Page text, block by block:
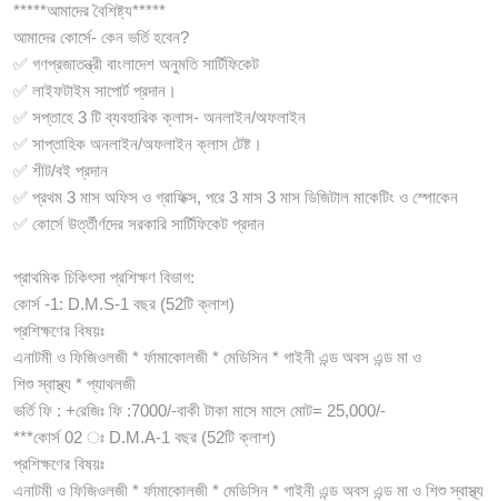
*****আমাদের বৈশিষ্ট্য*****
আমাদের কোর্সে- কেন ভর্তি হবেন?
✅ গণপ্রজাতন্ত্রী বাংলাদেশ অনুমতি সার্টিফিকেট
✅ লাইফটাইম সাপোর্ট প্রদান।
✅ সপ্তাহে 3 টি ব্যবহারিক ক্লাস- অনলাইন/অফলাইন
✅ সাপ্তাহিক অনলাইন/অফলাইন ক্লাস টেষ্ট।
✅ শীট/বই প্রদান
✅ প্রথম 3 মাস অফিস ও গ্রাফিক্স, পরে 3 মাস 3 মাস ডিজিটাল মাকেটিং ও স্পোকেন
✅ কোর্সে উর্ত্তীর্ণদের সরকারি সার্টিফিকেট প্রদান
প্রাথমিক চিকিৎসা প্রশিক্ষণ বিভাগ:
কোর্স -1: D.M.S-1 বছর (52টি ক্লাশ)
প্রশিক্ষণের বিষয়ঃ
এনাটমী ও ফিজিওলজী * র্ফামাকোলজী * মেডিসিন * গাইনী এন্ড অবস এন্ড মা ও
শিশু স্বাস্থ্য * প্যাথলজী
ভর্তি ফি : +রেজিঃ ফি :7000/-বাকী টাকা মাসে মাসে মোট= 25,000/-
***কোর্স 02 ঃ D.M.A-1 বছর (52টি ক্লাশ)
প্রশিক্ষণের বিষয়ঃ
এনাটমী ও ফিজিওলজী * র্ফামাকোলজী * মেডিসিন * গাইনী এন্ড অবস এন্ড মা ও শিশু স্বাস্থ্য